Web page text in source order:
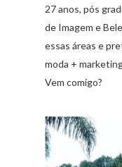
27 anos, pós
de Imagem e
essas áreas e
moda +
Vem comigo?